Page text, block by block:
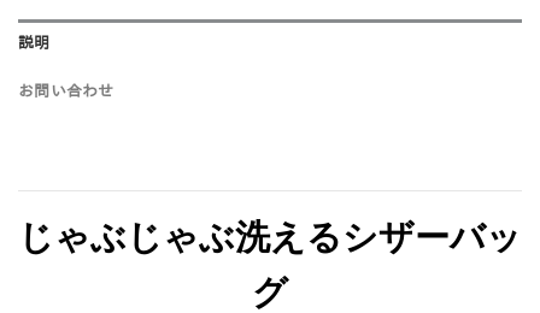
説明
お問い合わせ
じゃぶじゃぶ洗えるシザーバッ
グ